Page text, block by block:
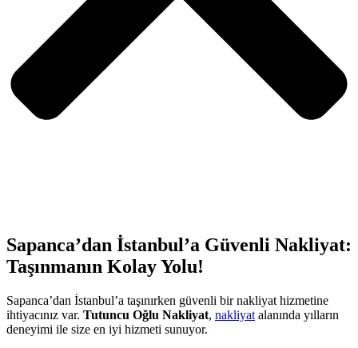
Sapanca’dan İstanbul’a Güvenli Nakliyat:
Taşınmanın Kolay Yolu!
Sapanca’dan İstanbul’a taşınırken güvenli bir nakliyat hizmetine
ihtiyacınız var. Tutuncu Oğlu Nakliyat, nakliyat alanında yılların
deneyimi ile size en iyi hizmeti sunuyor.